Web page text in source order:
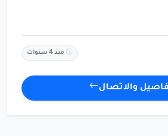
منذ 4 سنوات
والاتصال